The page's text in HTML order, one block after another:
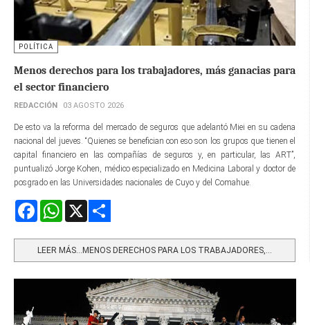
POLÍTICA
Menos derechos para los trabajadores, más ganacias para
el sector financiero
REDACCIÓN 03 AGOSTO 2026
De esto va la reforma del mercado de seguros que adelantó Miei en su cadena
nacional del jueves. “Quienes se benefician con eso son los grupos que tienen el
capital financiero en las compañías de seguros y, en particular, las ART”,
puntualizó Jorge Kohen, médico especializado en Medicina Laboral y doctor de
posgrado en las Universidades nacionales de Cuyo y del Comahue.
FacebookWhatsApp
LEER MÁS…MENOS DERECHOS PARA LOS TRABAJADORES,...